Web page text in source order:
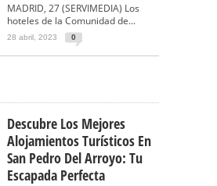
MADRID, 27 (SERVIMEDIA) Los
hoteles de la Comunidad de...
28 abril, 2023 0
Descubre Los Mejores
Alojamientos Turísticos En
San Pedro Del Arroyo: Tu
Escapada Perfecta